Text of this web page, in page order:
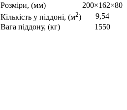
Розміри, (мм)
200×162×80
Кількість у піддоні, (м2)
9,54
Вага піддону, (кг)
1550